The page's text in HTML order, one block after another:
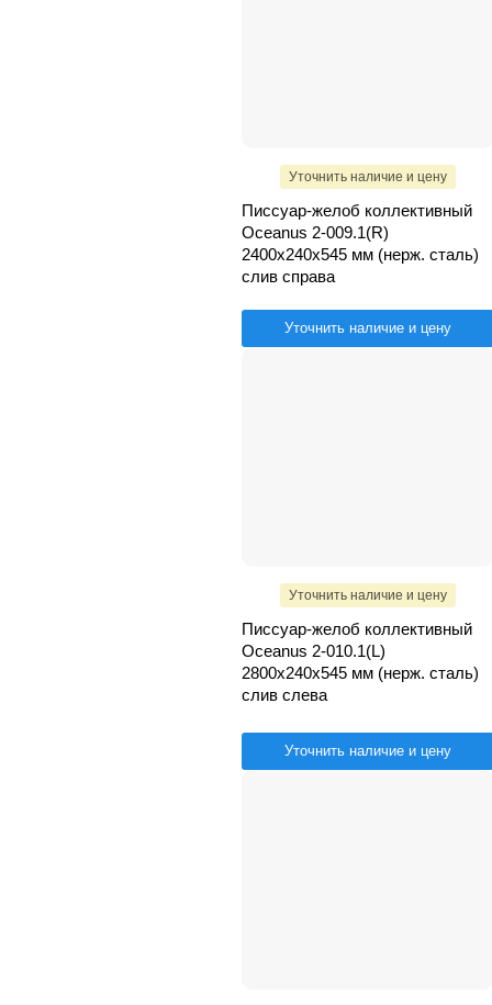
Уточнить наличие и цену
Писсуар-желоб коллективный
Oceanus 2-009.1(R)
2400х240х545 мм (нерж. сталь)
слив справа
Уточнить наличие и цену
Уточнить наличие и цену
Писсуар-желоб коллективный
Oceanus 2-010.1(L)
2800х240х545 мм (нерж. сталь)
слив слева
Уточнить наличие и цену